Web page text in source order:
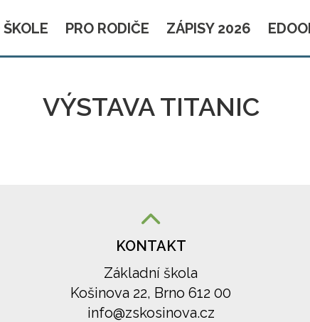
ŠKOLE PRO RODIČE ZÁPISY 2026
VÝSTAVA TITANIC
KONTAKT
Základní škola
Košinova 22, Brno 612 00
info@zskosinova.cz